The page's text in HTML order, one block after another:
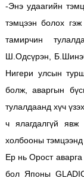
-Энэ удаагийн
тэмцээн болох
тамирчин
Ш.Одсүрэн,
Нигери улсын
болж, аваргын
тулалдаанд хүч
ч ялагдалгүй
холбооны
Ер нь Орост
бол Японы